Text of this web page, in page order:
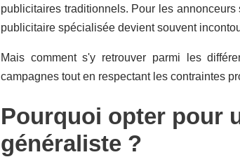
publicitaires traditionnels. Pour les
publicitaire spécialisée devient souvent
Mais comment s'y retrouver parmi les
campagnes tout en respectant les contraintes
Pourquoi opter pour
généraliste ?